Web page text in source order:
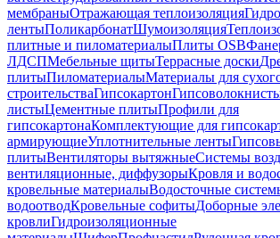
мембраныОтражающая теплоизоляция
лентыПоликарбонатШумоизоляция
плитные и пиломатериалыПлиты OSB
ЛДСПМебельные щитыТеррасные доски
плитыПиломатериалыМатериалы для
строительстваГипсокартон
листыЦементные плитыПрофили для
гипсокартонаКомплектующие для
армирующиеУплотнительные ленты
плитыВентиляторы вытяжныеСистемы
вентиляционные, диффузорыКровля и
кровельные материалыВодосточные
водоотводКровельные софитыДоборные
кровлиГидроизоляционные